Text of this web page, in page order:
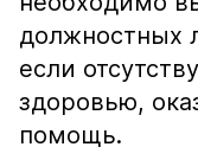
должностных
если
здоровью,
помощь.